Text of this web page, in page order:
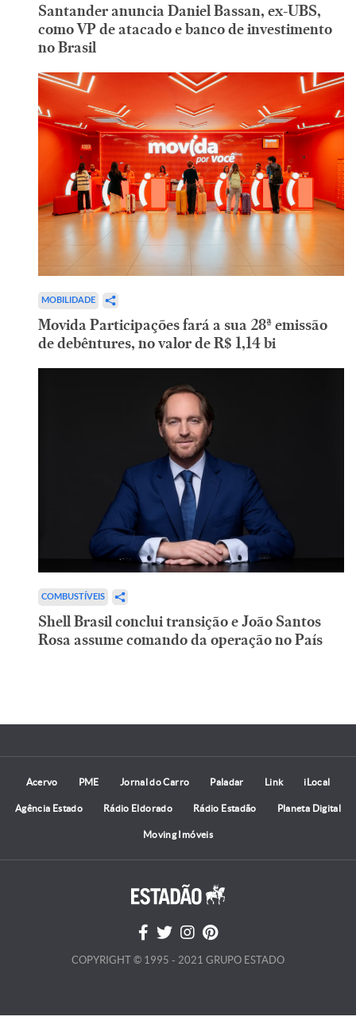
Santander anuncia Daniel Bassan, ex-UBS,
como VP de atacado e banco de investimento
no Brasil
MOBILIDADE
Movida Participações fará a sua 28ª emissão
de debêntures, no valor de R$ 1,14 bi
COMBUSTÍVEIS
Shell Brasil conclui transição e João Santos
Rosa assume comando da operação no País
Acervo PME Jornal do Carro Paladar Link iLocal
Agência Estado Rádio Eldorado Rádio Estadão Planeta Digital
Moving Imóveis
COPYRIGHT © 1995 - 2021 GRUPO ESTADO